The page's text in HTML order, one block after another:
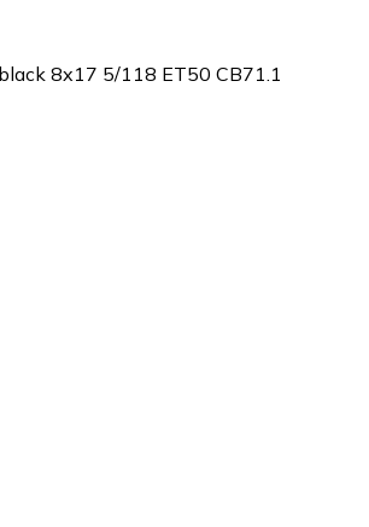
8x17 5/118 ET50 CB71.1